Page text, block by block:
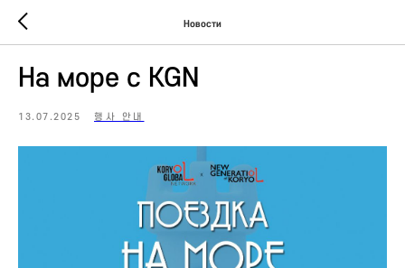
Новости
На море с KGN
13.07.2025 행사 안내